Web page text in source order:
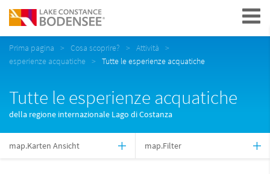
Navigation
Prima pagina Cosa scoprire?
Attività
esperienze acquatiche
Tutte le esperienze acquatiche
Tutte le esperienze acquatiche
della regione internazionale Lago di Costanza
map.Karten Ansicht map.Filter